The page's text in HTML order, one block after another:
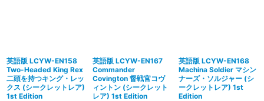
英語版 LCYW-EN158
Two-Headed King Rex
二頭を持つキング・レッ
クス (シークレットレア)
1st Edition
英語版 LCYW-EN167
Commander
Covington 督戦官コヴ
ィントン (シークレット
レア) 1st Edition
英語版 LCYW-EN168
Machina Soldier マシン
ナーズ・ソルジャー (シ
ークレットレア) 1st
Edition